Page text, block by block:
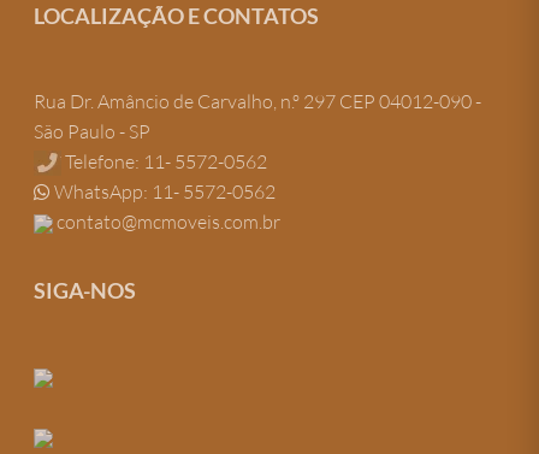
LOCALIZAÇÃO E CONTATOS
Rua Dr. Amâncio de Carvalho, n.º 297 CEP 04012-090 -
São Paulo - SP
Telefone: 11- 5572-0562
WhatsApp: 11- 5572-0562
contato@mcmoveis.com.br
SIGA-NOS